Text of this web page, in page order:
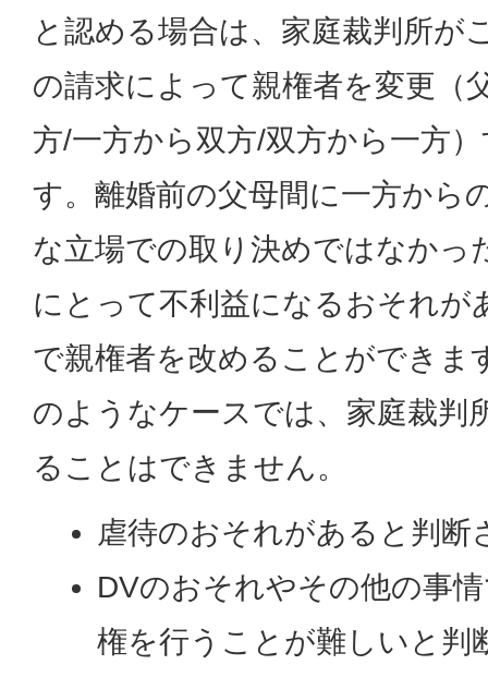
と認める場合は、家庭裁判所が
の請求によって親権者を変更（
方/一方から双方/双方から一方
す。離婚前の父母間に一方から
な立場での取り決めではなかっ
にとって不利益になるおそれが
で親権者を改めることができま
のようなケースでは、家庭裁判
ることはできません。
虐待のおそれがあると判断
DVのおそれやその他の事
権を行うことが難しいと判